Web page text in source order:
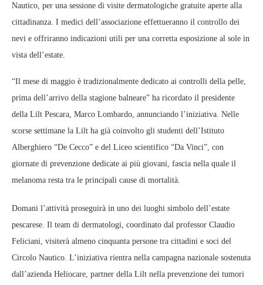
Nautico, per una sessione di visite dermatologiche gratuite aperte alla
cittadinanza. I medici dell’associazione effettueranno il controllo dei
nevi e offriranno indicazioni utili per una corretta esposizione al sole in
vista dell’estate.
“Il mese di maggio è tradizionalmente dedicato ai controlli della pelle,
prima dell’arrivo della stagione balneare” ha ricordato il presidente
della Lilt Pescara, Marco Lombardo, annunciando l’iniziativa. Nelle
scorse settimane la Lilt ha già coinvolto gli studenti dell’Istituto
Alberghiero “De Cecco” e del Liceo scientifico “Da Vinci”, con
giornate di prevenzione dedicate ai più giovani, fascia nella quale il
melanoma resta tra le principali cause di mortalità.
Domani l’attività proseguirà in uno dei luoghi simbolo dell’estate
pescarese. Il team di dermatologi, coordinato dal professor Claudio
Feliciani, visiterà almeno cinquanta persone tra cittadini e soci del
Circolo Nautico. L’iniziativa rientra nella campagna nazionale sostenuta
dall’azienda Heliocare, partner della Lilt nella prevenzione dei tumori